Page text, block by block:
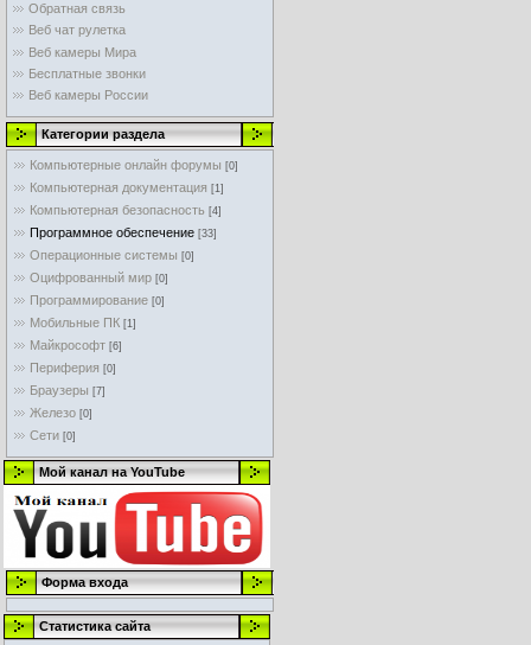
Обратная связь
Веб чат рулетка
Веб камеры Мира
Бесплатные звонки
Веб камеры России
Категории раздела
Компьютерные онлайн форумы [0]
Компьютерная документация [1]
Компьютерная безопасность [4]
Программное обеспечение [33]
Операционные системы [0]
Оцифрованный мир [0]
Программирование [0]
Мобильные ПК [1]
Майкрософт [6]
Периферия [0]
Браузеры [7]
Железо [0]
Сети [0]
Мой канал на YouTube
Форма входа
Статистика сайта